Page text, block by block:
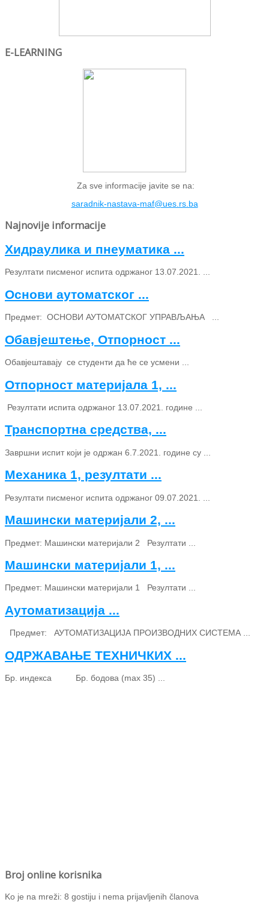
E-LEARNING
Za sve informacije javite se na:
saradnik-nastava-maf@ues.rs.ba
Najnovije informacije
Хидраулика и пнеуматика ...
Резултати писменог испита одржаног 13.07.2021. ...
Основи аутоматског ...
Предмет: ОСНОВИ АУТОМАТСКОГ УПРАВЉАЊА ...
Обавјештење, Отпорност ...
Обавјештавају се студенти да ће се усмени ...
Отпорност материјала 1, ...
Резултати испита одржаног 13.07.2021. године ...
Транспортна средства, ...
Завршни испит који је одржан 6.7.2021. године су ...
Механика 1, резултати ...
Резултати писменог испита одржаног 09.07.2021. ...
Машински материјали 2, ...
Предмет: Машински материјали 2 Резултати ...
Машински материјали 1, ...
Предмет: Машински материјали 1 Резултати ...
Аутоматизација ...
Предмет: АУТОМАТИЗАЦИЈА ПРОИЗВОДНИХ СИСТЕМА ...
ОДРЖАВАЊЕ ТЕХНИЧКИХ ...
Бр. индекса Бр. бодова (max 35) ...
Broj online korisnika
Ko je na mreži: 8 gostiju i nema prijavljenih članova